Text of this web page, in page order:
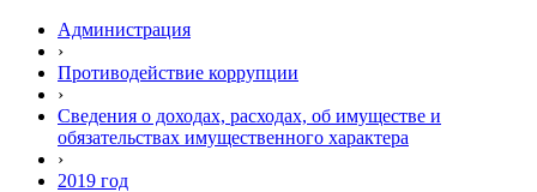
Администрация
›
Противодействие коррупции
›
Сведения о доходах, расходах, об имуществе и
обязательствах имущественного характера
›
2019 год